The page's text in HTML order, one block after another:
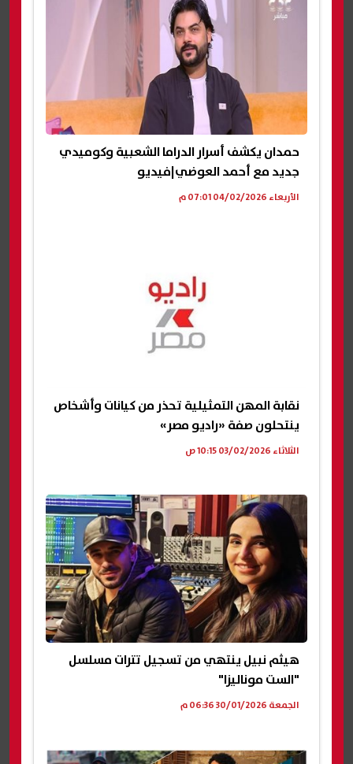
حمدان يكشف أسرار الدراما الشعبية وكوميدي
جديد مع أحمد العوضي|فيديو
الأربعاء 04/02/2026 07:01 م
نقابة المهن التمثيلية تحذر من كيانات وأشخاص
ينتحلون صفة «راديو مصر»
الثلاثاء 03/02/2026 10:15 ص
هيثم نبيل ينتهي من تسجيل تترات مسلسل
"الست موناليزا"
الجمعة 30/01/2026 06:36 م